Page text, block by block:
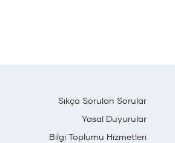
Sıkça Sorulan Sorular
Yasal Duyurular
Bilgi Toplumu Hizmetleri